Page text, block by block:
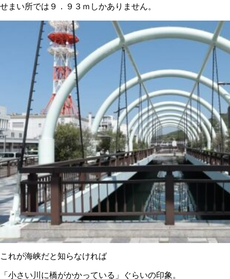
せまい所では９．９３ｍしかありません。
これが海峡だと知らなければ
「小さい川に橋がかかっている」ぐらいの印象。